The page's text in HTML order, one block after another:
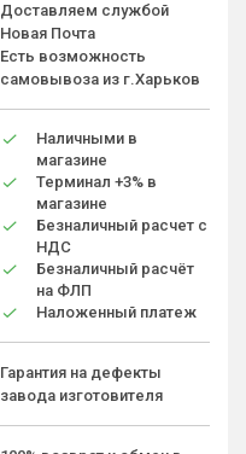
Доставляем службой
Новая Почта
Есть возможность
самовывоза из г.Харьков
Наличными в
магазине
Терминал +3% в
магазине
Безналичный расчет с
НДС
Безналичный расчёт
на ФЛП
Наложенный платеж
Гарантия на дефекты
завода изготовителя